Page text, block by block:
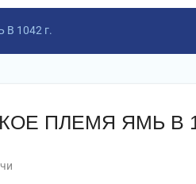
1042 г.
ПЛЕМЯ ЯМЬ В